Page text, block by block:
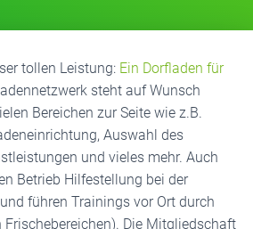
tollen Leistung: Ein Dorfladen für
steht auf Wunsch
Bereichen zur Seite wie z.B.
Auswahl des
und vieles mehr. Auch
Betrieb Hilfestellung bei der
führen Trainings vor Ort durch
Frischebereichen). Die Mitgliedschaft